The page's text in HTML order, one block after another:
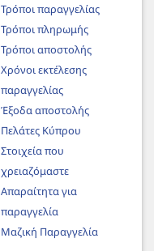
Τρόποι παραγγελίας
Τρόποι πληρωμής
Τρόποι αποστολής
Χρόνοι εκτέλεσης
παραγγελίας
Έξοδα αποστολής
Πελάτες Κύπρου
Στοιχεία που
χρειαζόμαστε
Απαραίτητα για
παραγγελία
Μαζική Παραγγελία